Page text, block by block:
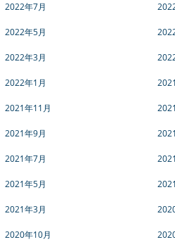
2022年7月
2022年5月
2022年3月
2022年1月
2021年11月
2021年9月
2021年7月
2021年5月
2021年3月
2020年10月